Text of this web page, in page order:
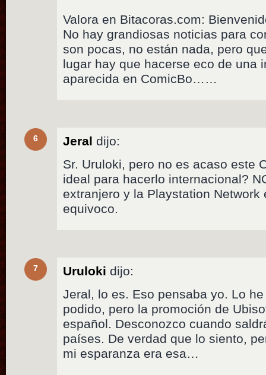
Valora en Bitacoras.com:
No hay grandiosas noticias para
son pocas, no están nada, pero
lugar hay que hacerse eco de una
aparecida en ComicBo……
6 Jeral dijo:
Sr. Uruloki, pero no es acaso este
ideal para hacerlo internacional?
extranjero y la Playstation
equivoco.
7 Uruloki dijo:
Jeral, lo es. Eso pensaba yo. Lo
podido, pero la promoción de
español. Desconozco cuando
países. De verdad que lo siento,
mi esparanza era esa…